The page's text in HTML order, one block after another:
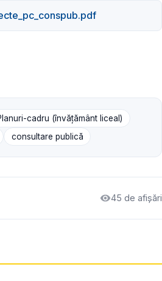
cadru (învățământ liceal)
consultare publică
45 de afișări